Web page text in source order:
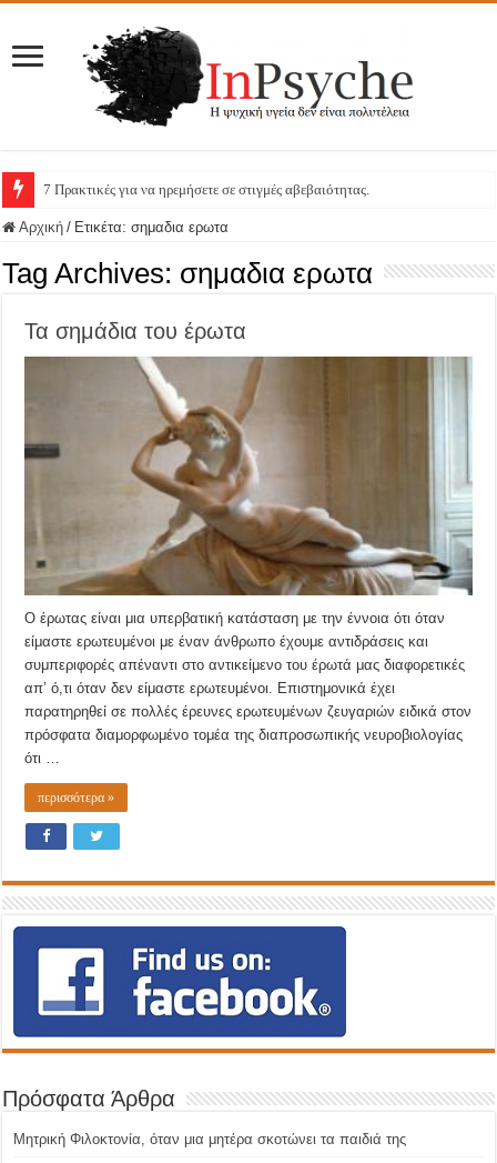
7 Πρακτικές για να ηρεμήσετε σε στιγμές αβεβαιότητας.
Αρχική / Ετικέτα:σημαδια ερωτα
Tag Archives: σημαδια ερωτα
Τα σημάδια του έρωτα
Ο έρωτας είναι μια υπερβατική κατάσταση με την έννοια ότι όταν
είμαστε ερωτευμένοι με έναν άνθρωπο έχουμε αντιδράσεις και
συμπεριφορές απέναντι στο αντικείμενο του έρωτά μας διαφορετικές
απ’ ό,τι όταν δεν είμαστε ερωτευμένοι. Επιστημονικά έχει
παρατηρηθεί σε πολλές έρευνες ερωτευμένων ζευγαριών ειδικά στον
πρόσφατα διαμορφωμένο τομέα της διαπροσωπικής νευροβιολογίας
ότι …
περισσότερα »
Πρόσφατα Άρθρα
Μητρική Φιλοκτονία, όταν μια μητέρα σκοτώνει τα παιδιά της